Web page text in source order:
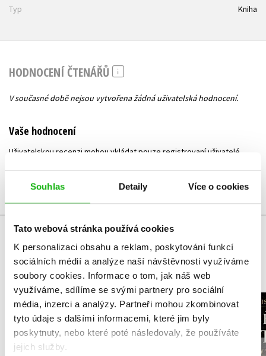
Souhlas Detaily Více o cookies
Tato webová stránka používá cookies
K personalizaci obsahu a reklam, poskytování funkcí
sociálních médií a analýze naší návštěvnosti využíváme
soubory cookies. Informace o tom, jak náš web
využíváme, sdílíme se svými partnery pro sociální
média, inzerci a analýzy. Partneři mohou zkombinovat
tyto údaje s dalšími informacemi, které jim byly
poskytnuty, nebo které poté následovaly, že používáte
jejich služby.
Typ
Kniha
HODNOCENÍ ČTENÁŘŮ
V současné době nejsou vytvořena žádná uživatelská hodnocení.
Vaše hodnocení
Uživatelskou recenzi mohou vkládat pouze registrovaní uživatelé
MOHLO BY VÁS TAKÉ ZAJÍMAT
Zápisky
odstřelovače
Vasilij G. Zajcev
Příběh
David